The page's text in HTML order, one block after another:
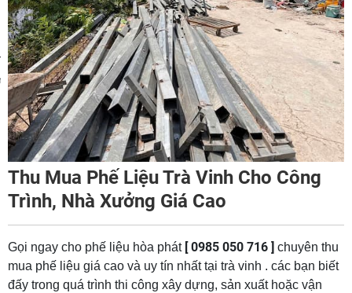
Thu Mua Phế Liệu Trà Vinh Cho Công
Trình, Nhà Xưởng Giá Cao
Gọi ngay cho phế liệu hòa phát[ 0985 050 716 ] chuyên thu
mua phế liệu giá cao và uy tín nhất tại trà vinh . các bạn biết
đấy trong quá trình thi công xây dựng, sản xuất hoặc vận